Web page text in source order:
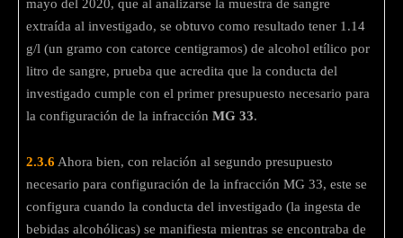
mayo del 2020, que al analizarse la muestra de sangre
extraída al investigado, se obtuvo como resultado tener 1.14
g/l (un gramo con catorce centigramos) de alcohol etílico por
litro de sangre, prueba que acredita que la conducta del
investigado cumple con el primer presupuesto necesario para
la configuración de la infracción MG 33.
2.3.6 Ahora bien, con relación al segundo presupuesto
necesario para configuración de la infracción MG 33, este se
configura cuando la conducta del investigado (la ingesta de
bebidas alcohólicas) se manifiesta mientras se encontraba de